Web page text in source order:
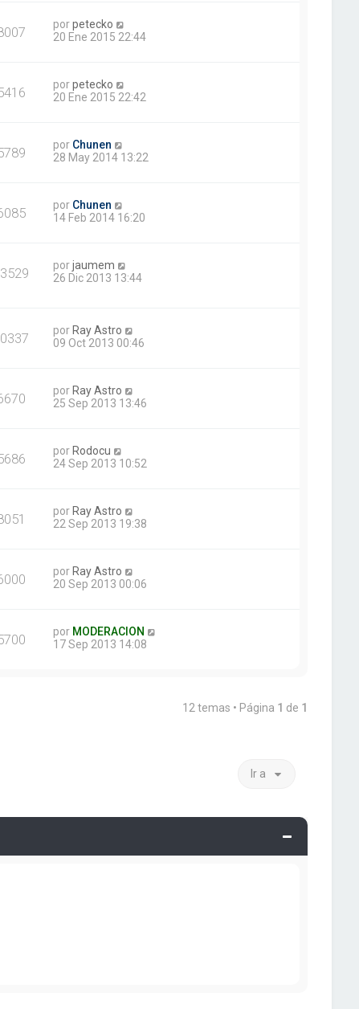
porpetecko
20 Ene 2015 22:44
porpetecko
20 Ene 2015 22:42
por Chunen
28 May 2014 13:22
por Chunen
14 Feb 2014 16:20
porjaumem
26 Dic 2013 13:44
por Ray Astro
09 Oct 2013 00:46
por Ray Astro
25 Sep 2013 13:46
por Rodocu
24 Sep 2013 10:52
por Ray Astro
22 Sep 2013 19:38
por Ray Astro
20 Sep 2013 00:06
por MODERACION
17 Sep 2013 14:08
12 temas • Página 1 de 1
Ir a